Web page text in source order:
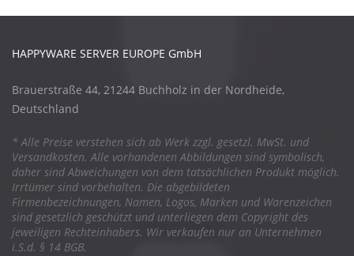
HAPPYWARE SERVER EUROPE GmbH
Brauerstraße 44, 21244 Buchholz in der Nordheide,
Deutschland
* Alle Preise verstehen sich ab Werk zzgl. gesetzl. MwSt. und
Versandkosten. Alle vorhandenen Abbildungen sind symbolisch,
daher sind Abweichungen von dem tatsächlichen Produkt möglich.
Irrtümer sind vorbehalten. Die abgebildeten
Firmenbezeichnungen, Namen, Logos, Marken und Warenzeichen
sind gesetzlich geschützt und unterliegen dem Copyright des
jeweiligen Rechteinhabers. Wir verkaufen nur an Unternehmen
i.S.d. § 14 BGB.